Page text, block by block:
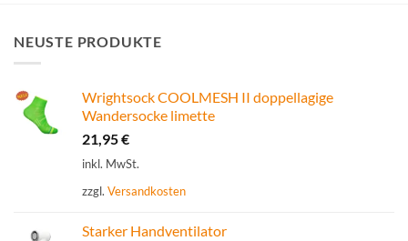
NEUSTE PRODUKTE
Wrightsock COOLMESH II doppellagige
Wandersocke limette
21,95€
inkl. MwSt.
zzgl. Versandkosten
Starker Handventilator